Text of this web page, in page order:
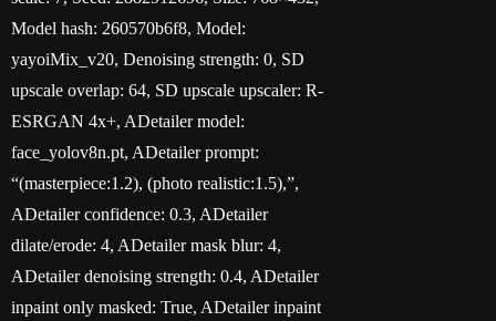
Model hash: 260570b6f8, Model:
yayoiMix_v20, Denoising strength: 0, SD
upscale overlap: 64, SD upscale upscaler: R-
ESRGAN 4x+, ADetailer model:
face_yolov8n.pt, ADetailer prompt:
“(masterpiece:1.2), (photo realistic:1.5),”,
ADetailer confidence: 0.3, ADetailer
dilate/erode: 4, ADetailer mask blur: 4,
ADetailer denoising strength: 0.4, ADetailer
inpaint only masked: True, ADetailer inpaint